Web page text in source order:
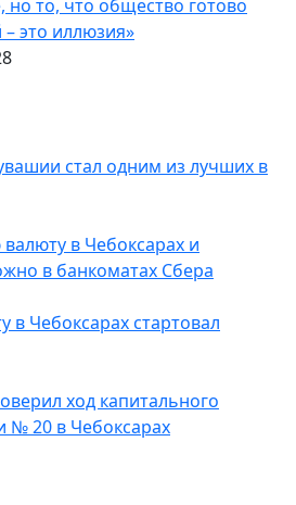
но то, что общество готово
это иллюзия»
стал одним из лучших в
в Чебоксарах и
в банкоматах Сбера
в Чебоксарах стартовал
ход капитального
№ 20 в Чебоксарах